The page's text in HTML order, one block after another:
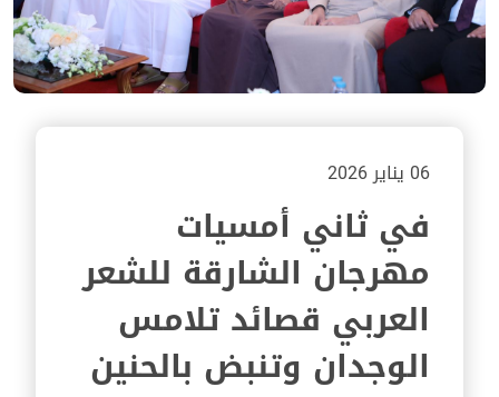
06 يناير 2026
في ثاني أمسيات
مهرجان الشارقة للشعر
العربي قصائد تلامس
الوجدان وتنبض بالحنين